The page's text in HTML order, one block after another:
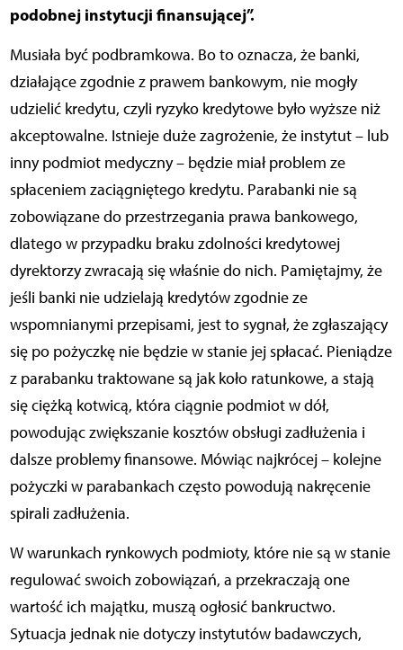
podobnej instytucji finansującej”.
Musiała być podbramkowa. Bo to oznacza, że banki,
działające zgodnie z prawem bankowym, nie mogły
udzielić kredytu, czyli ryzyko kredytowe było wyższe niż
akceptowalne. Istnieje duże zagrożenie, że instytut – lub
inny podmiot medyczny – będzie miał problem ze
spłaceniem zaciągniętego kredytu. Parabanki nie są
zobowiązane do przestrzegania prawa bankowego,
dlatego w przypadku braku zdolności kredytowej
dyrektorzy zwracają się właśnie do nich. Pamiętajmy, że
jeśli banki nie udzielają kredytów zgodnie ze
wspomnianymi przepisami, jest to sygnał, że zgłaszający
się po pożyczkę nie będzie w stanie jej spłacać. Pieniądze
z parabanku traktowane są jak koło ratunkowe, a stają
się ciężką kotwicą, która ciągnie podmiot w dół,
powodując zwiększanie kosztów obsługi zadłużenia i
dalsze problemy finansowe. Mówiąc najkrócej – kolejne
pożyczki w parabankach często powodują nakręcenie
spirali zadłużenia.
W warunkach rynkowych podmioty, które nie są w stanie
regulować swoich zobowiązań, a przekraczają one
wartość ich majątku, muszą ogłosić bankructwo.
Sytuacja jednak nie dotyczy instytutów badawczych,